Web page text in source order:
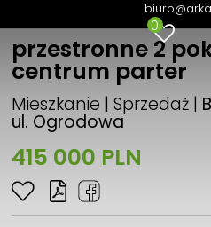
0
przestronne 2
centrum parter
Mieszkanie | Sprzedaż |
ul. Ogrodowa
415 000 PLN